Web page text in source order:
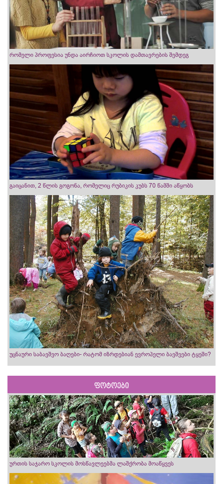
რომელი პროფესია უნდა აირჩიოთ სკოლის დამთავრების შემდეგ
გაიცანით, 2 წლის გოგონა, რომელიც რუბიკის კუბს 70 წამში აწყობს
უცნაური საბავშვო ბაღები- რატომ იზრდებიან ევროპელი ბავშვები ტყეში?
ფოტოები
ურთის საჯარო სკოლის მოსწავლეებმა ლაშქრობა მოაწყვეს